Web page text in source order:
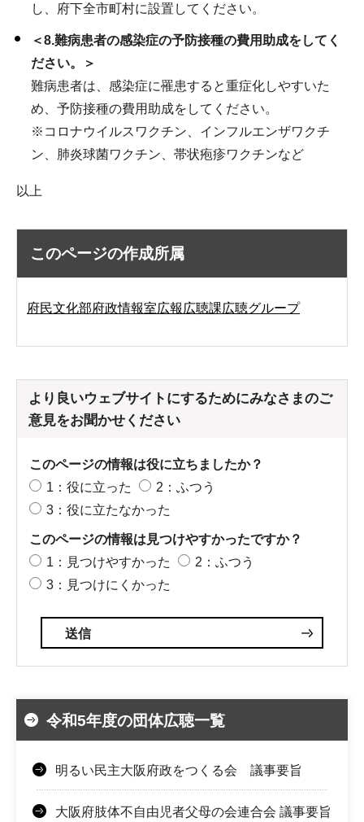
し、府下全市町村に設置してください。
＜8.難病患者の感染症の予防接種の費用助成をしてく
ださい。＞
難病患者は、感染症に罹患すると重症化しやすいた
め、予防接種の費用助成をしてください。
※コロナウイルスワクチン、インフルエンザワクチ
ン、肺炎球菌ワクチン、帯状疱疹ワクチンなど
以上
このページの作成所属
府民文化部府政情報室広報広聴課広聴グループ
より良いウェブサイトにするためにみなさまのご
意見をお聞かせください
このページの情報は役に立ちましたか？
1：役に立った
2：ふつう
3：役に立たなかった
このページの情報は見つけやすかったですか？
1：見つけやすかった
2：ふつう
3：見つけにくかった
令和5年度の団体広聴一覧
明るい民主大阪府政をつくる会 議事要旨
大阪府肢体不自由児者父母の会連合会 議事要旨